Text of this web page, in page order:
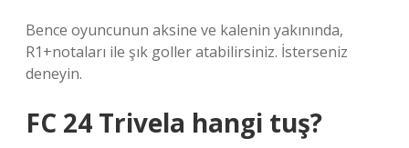
Bence oyuncunun aksine ve kalenin yakınında,
R1+notaları ile şık goller atabilirsiniz. İsterseniz
deneyin.
FC 24 Trivela hangi tuş?